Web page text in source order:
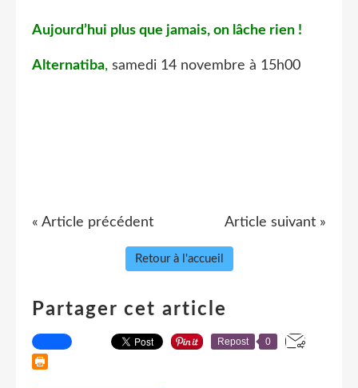
Aujourd’hui plus que jamais, on lâche rien !
Alternatiba, samedi 14 novembre à 15h00
« Article précédent Article suivant »
Retour à l'accueil
Partager cet article
Repost 0